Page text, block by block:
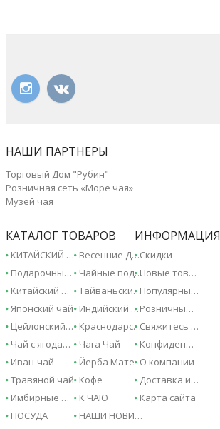
НАШИ ПАРТНЕРЫ
Торговый Дом "Рубин"
Розничная сеть «Море чая»
Музей чая
КАТАЛОГ ТОВАРОВ
КИТАЙСКИЙ ЧАЙ - 2026!
Весенние Дарджилинги - 2026!
Подарочные сертификаты
Чайные подарки и сувениры
Китайский чай
Тайваньский чай
Японский чай Индийский чай
Цейлонский чай
Краснодарский чай
Чай с ягодами и фруктами
Чага Чай
Иван-чай
Йерба Мате
Травяной чай Кофе
Имбирные напитки
К ЧАЮ
ПОСУДА
НАШИ НОВИНКИ
ИНФОРМАЦИЯ
Скидки
Новые товары
Популярные товары
Розничные магазины
Свяжитесь с нами
Конфиденциальность
О компании
Доставка и оплата
Карта сайта